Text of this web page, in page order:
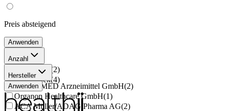
Preis absteigend
Anwenden
Anzahl
3x21 Stück (2)
6x21 Stück(4)
Hersteller
EMRA-MED Arzneimittel GmbH(2)
Organon Healthcare GmbH(1)
ACA Müller/ADAG Pharma AG(2)
Anwenden